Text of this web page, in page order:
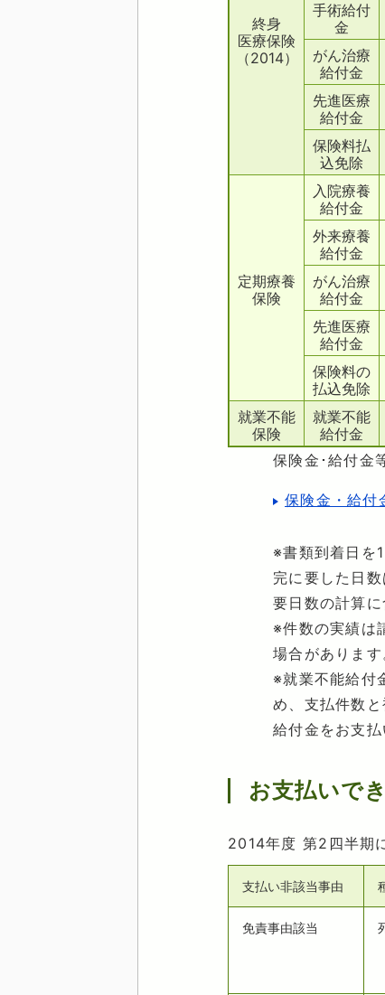
終身
医療保険
（2014）
手術給付
金
がん治療
給付金
先進医療
給付金
保険料払
込免除
定期療養
保険
入院療養
給付金
外来療養
給付金
がん治療
給付金
先進医療
給付金
保険料の
払込免除
就業不能
保険
就業不能
給付金
保険金･給付金
保険金・給付
※書類到着日を
完に要した日
要日数の計算に
※件数の実績は
場合があります
※就業不能給付
め、支払件数
給付金をお支払
お支払いで
2014年度 第2四半期
支払い非該当事由
免責事由該当